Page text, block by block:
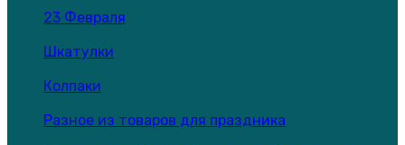
23 Февраля
Шкатулки
Колпаки
Разное из товаров для праздника